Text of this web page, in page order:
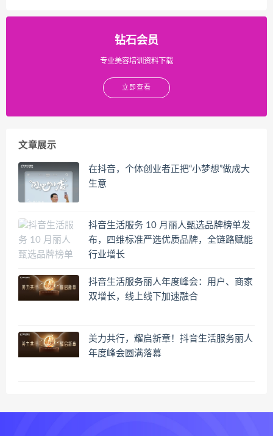
钻石会员
专业美容培训资料下载
立即查看
文章展示
在抖音，个体创业者正把“小梦想”做成大
生意
抖音生活服务 10 月丽人甄选品牌榜单发
布，四维标准严选优质品牌，全链路赋能
行业增长
抖音生活服务丽人年度峰会：用户、商家
双增长，线上线下加速融合
美力共行，耀启新章！抖音生活服务丽人
年度峰会圆满落幕